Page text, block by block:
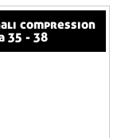
35 - 38